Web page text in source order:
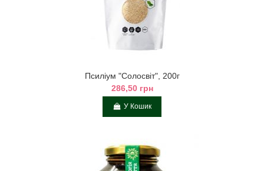
Псиліум "Солосвіт", 200г
286,50 грн
У Кошик